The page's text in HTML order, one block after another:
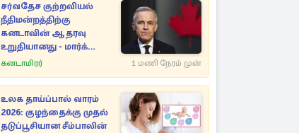
சர்வதேச குற்றவியல்
நீதிமன்றத்திற்கு
கனடாவின் ஆதரவு
உறுதியானது - மார்க்
கார்னி
கனடாமிரர் 1 மணி நேரம் முன்
உலக தாய்ப்பால் வாரம்
2026: குழந்தைக்கு முதல்
தடுப்பூசியான சீம்பாலின்